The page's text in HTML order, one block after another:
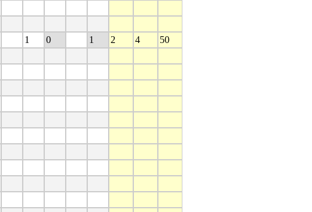
1 0 1 2 4
50